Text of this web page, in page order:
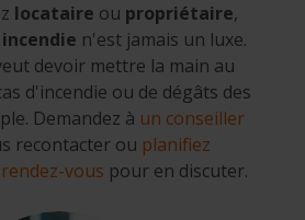
locataire ou propriétaire,
n'est jamais un luxe.
devoir mettre la main au
d'incendie ou de dégâts des
Demandez à un conseiller
recontacter ou planifiez
vous pour en discuter.